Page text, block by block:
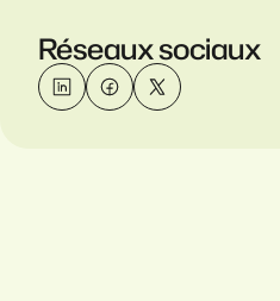
Réseaux sociaux